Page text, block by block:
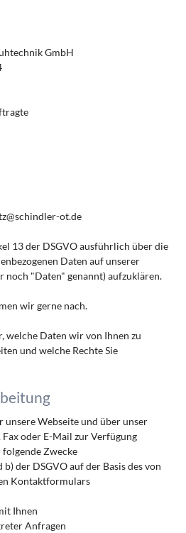
GmbH
ot.de
13 der DSGVO ausführlich über die
Daten auf unserer
noch "Daten" genannt) aufzuklären.
wir gerne nach.
welche Daten wir von Ihnen zu
und welche Rechte Sie
unsere Webseite und über unser
oder E-Mail zur Verfügung
Zwecke
der DSGVO auf der Basis des von
Kontaktformulars
Ihnen
Anfragen